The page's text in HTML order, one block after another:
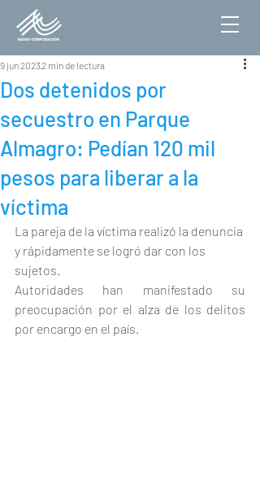
Dos detenidos por
secuestro en Parque
Almagro: Pedían 120 mil
pesos para liberar a la
víctima
9 jun 20232 min de lectura
La pareja de la víctima realizó la denuncia
y rápidamente se logró dar con los
sujetos.
Autoridades han manifestado su
preocupación por el alza de los delitos
por encargo en el país.